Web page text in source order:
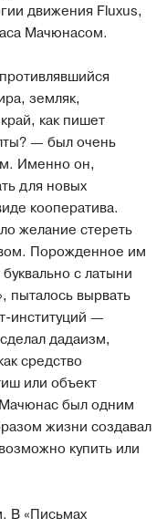
движения Fluxus,
Мачюнасом.
земляк,
как пишет
— был очень
Именно он,
для новых
кооператива.
желание стереть
Порожденное им
с латыни
пыталось вырвать
институций —
дадаизм,
средство
или объект
был одним
жизни создавал
купить или
В «Письмах